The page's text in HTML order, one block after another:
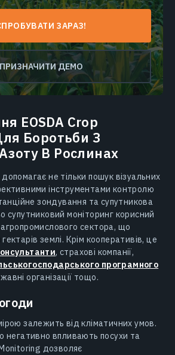
ЗАРАЗ!
ПРИЗНАЧИТИ ДЕМО
EOSDA Crop
Боротьби З
В Рослинах
не тільки пошук візуальних
інструментами контролю
зондування та супутникова
супутниковий моніторинг корисний
сектора, що
землі. Крім кооперативів, це
, страхові компанії,
програмного
організації тощо.
залежить від кліматичних умов.
негативно впливають посухи та
дозволяє